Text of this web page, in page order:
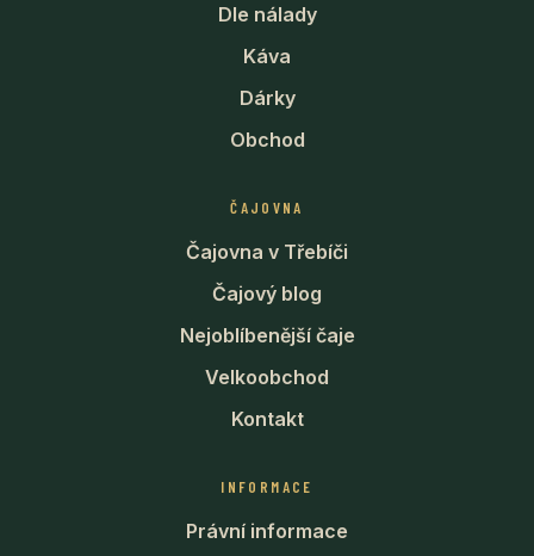
Dle nálady
Káva
Dárky
Obchod
ČAJOVNA
Čajovna v Třebíči
Čajový blog
Nejoblíbenější čaje
Velkoobchod
Kontakt
INFORMACE
Právní informace